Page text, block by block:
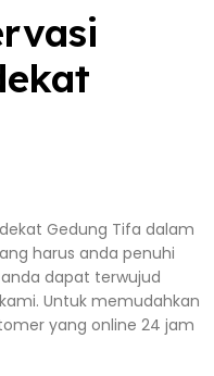
Gedung Tifa dalam
harus anda penuhi
dapat terwujud
Untuk memudahkan
yang online 24 jam